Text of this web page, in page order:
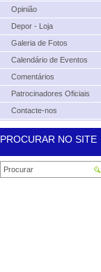
Opinião
Depor - Loja
Galeria de Fotos
Calendário de Eventos
Comentários
Patrocinadores Oficiais
Contacte-nos
PROCURAR NO SITE